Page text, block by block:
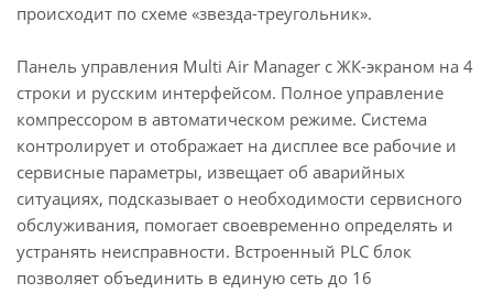
происходит по схеме «звезда-треугольник».
Панель управления Multi Air Manager с ЖК-экраном на 4
строки и русским интерфейсом. Полное управление
компрессором в автоматическом режиме. Система
контролирует и отображает на дисплее все рабочие и
сервисные параметры, извещает об аварийных
ситуациях, подсказывает о необходимости сервисного
обслуживания, помогает своевременно определять и
устранять неисправности. Встроенный PLC блок
позволяет объединить в единую сеть до 16